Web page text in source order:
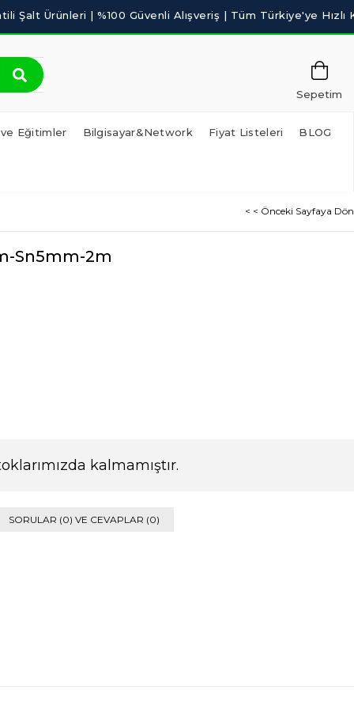
Sepetim
ve Eğitimler Bilgisayar&Network Fiyat Listeleri BLOG
< < Önceki Sayfaya Dön
Sn5mm-2m
kalmamıştır.
SORULAR (0) VE CEVAPLAR (0)